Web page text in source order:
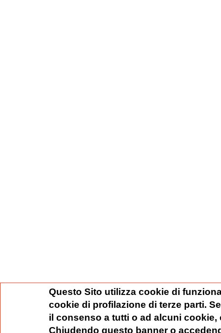
Questo Sito utilizza cookie di
cookie di profilazione di terze parti.
il consenso a tutti o ad alcuni
Chiudendo questo banner o